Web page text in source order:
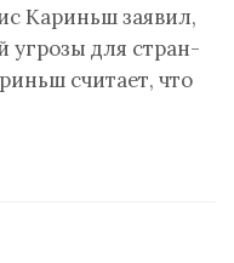
Кариньш заявил,
угрозы для стран-
считает, что